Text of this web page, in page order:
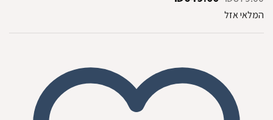
₪879.00.
₪649.00.
המלאי אזל